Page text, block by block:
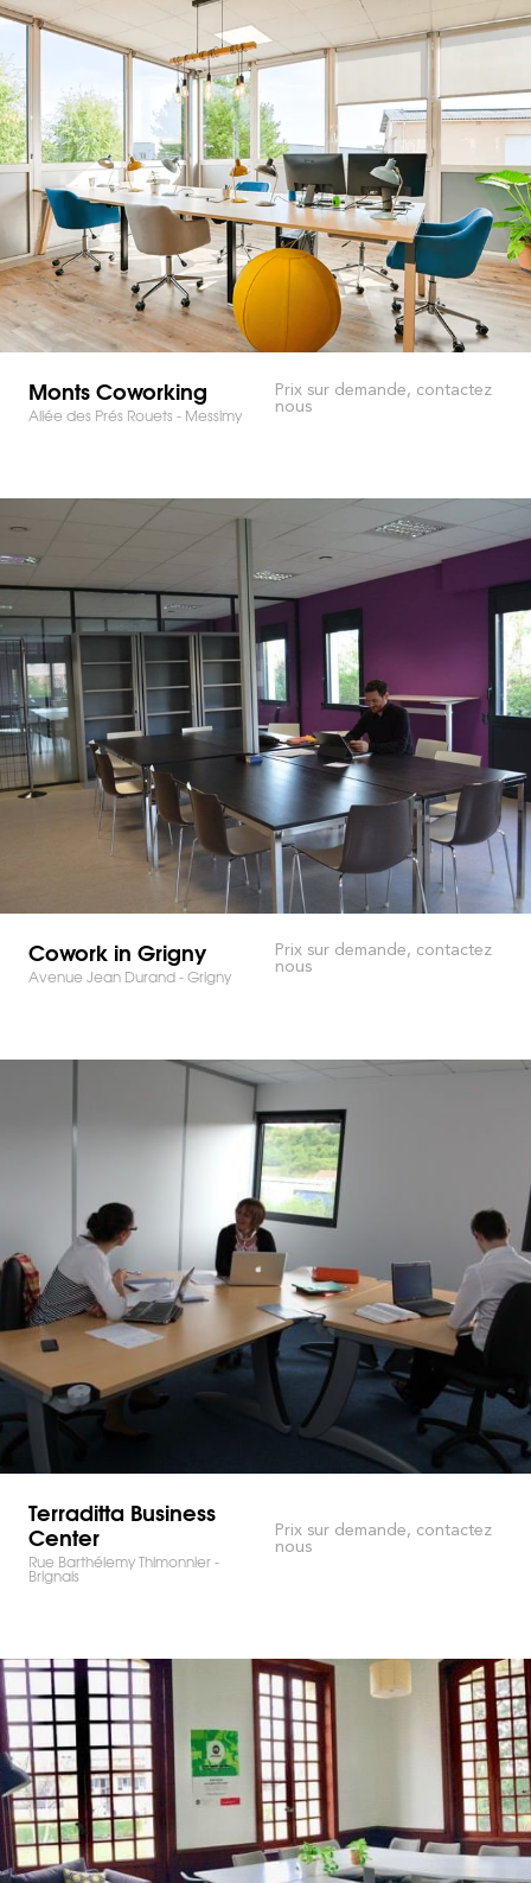
Monts Coworking
Allée des Prés Rouets - Messimy
Prix sur demande, contactez
nous
Cowork in Grigny
Avenue Jean Durand - Grigny
Prix sur demande, contactez
nous
Terraditta Business
Center
Rue Barthélemy Thimonnier -
Brignais
Prix sur demande, contactez
nous